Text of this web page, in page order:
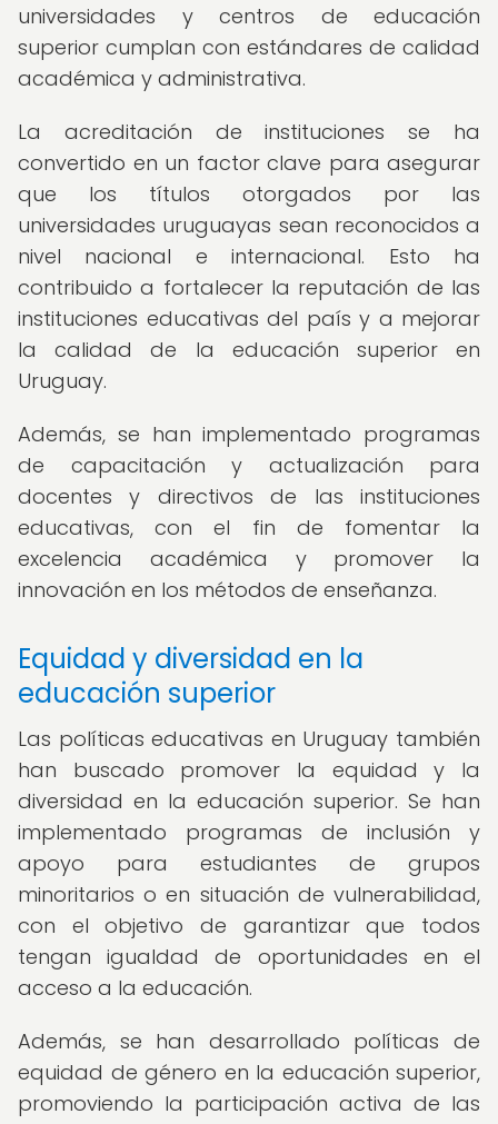
universidades y centros de educación
superior cumplan con estándares de calidad
académica y administrativa.
La acreditación de instituciones se ha
convertido en un factor clave para asegurar
que los títulos otorgados por las
universidades uruguayas sean reconocidos a
nivel nacional e internacional. Esto ha
contribuido a fortalecer la reputación de las
instituciones educativas del país y a mejorar
la calidad de la educación superior en
Uruguay.
Además, se han implementado programas
de capacitación y actualización para
docentes y directivos de las instituciones
educativas, con el fin de fomentar la
excelencia académica y promover la
innovación en los métodos de enseñanza.
Equidad y diversidad en la
educación superior
Las políticas educativas en Uruguay también
han buscado promover la equidad y la
diversidad en la educación superior. Se han
implementado programas de inclusión y
apoyo para estudiantes de grupos
minoritarios o en situación de vulnerabilidad,
con el objetivo de garantizar que todos
tengan igualdad de oportunidades en el
acceso a la educación.
Además, se han desarrollado políticas de
equidad de género en la educación superior,
promoviendo la participación activa de las